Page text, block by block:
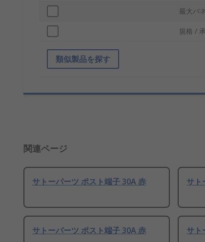
最大パ
規格 /
類似製品を探す
関連ページ
サトーパーツ ポスト端子 30A 赤 サト
サトーパーツ ポスト端子 30A 赤 サト